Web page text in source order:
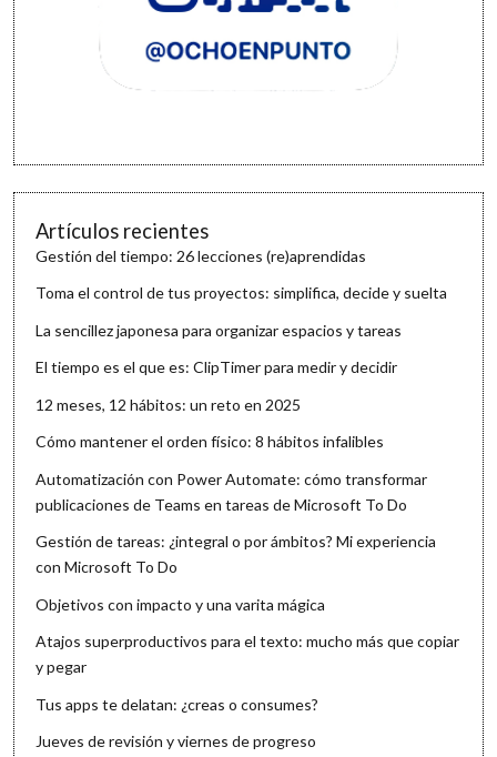
Artículos recientes
Gestión del tiempo: 26 lecciones (re)aprendidas
Toma el control de tus proyectos: simplifica, decide y suelta
La sencillez japonesa para organizar espacios y tareas
El tiempo es el que es: ClipTimer para medir y decidir
12 meses, 12 hábitos: un reto en 2025
Cómo mantener el orden físico: 8 hábitos infalibles
Automatización con Power Automate: cómo transformar
publicaciones de Teams en tareas de Microsoft To Do
Gestión de tareas: ¿integral o por ámbitos? Mi experiencia
con Microsoft To Do
Objetivos con impacto y una varita mágica
Atajos superproductivos para el texto: mucho más que copiar
y pegar
Tus apps te delatan: ¿creas o consumes?
Jueves de revisión y viernes de progreso